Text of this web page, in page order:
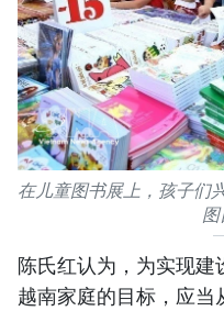
在儿童图书展上，孩子们
图
陈氏红认为，为实现建
越南家庭的目标，应当